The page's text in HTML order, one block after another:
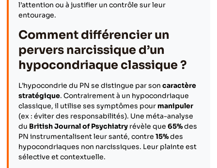
l’attention ou à justifier un contrôle sur leur
entourage.
Comment différencier un
pervers narcissique d’un
hypocondriaque classique ?
L’hypocondrie du PN se distingue par son caractère
stratégique. Contrairement à un hypocondriaque
classique, il utilise ses symptômes pour manipuler
(ex : éviter des responsabilités). Une méta-analyse
du British Journal of Psychiatry révèle que 65%des
PN instrumentalisent leur santé, contre 15%des
hypocondriaques non narcissiques. Leur plainte est
sélective et contextuelle.